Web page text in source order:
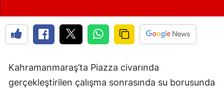
Kahramanmaraş’ta Piazza civarında
gerçekleştirilen çalışma sonrasında su borusunda